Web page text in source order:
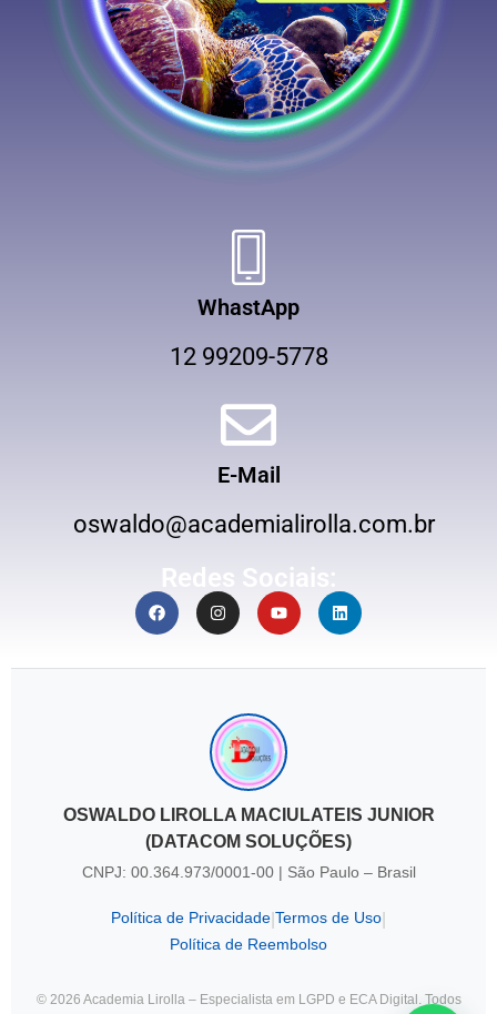
WhastApp
12 99209-5778
E-Mail
oswaldo@academialirolla.com.br
Redes Sociais:
OSWALDO LIROLLA MACIULATEIS JUNIOR
(DATACOM SOLUÇÕES)
CNPJ: 00.364.973/0001-00 | São Paulo – Brasil
Política de Privacidade Termos de Uso
Política de Reembolso
© 2026 Academia Lirolla – Especialista em LGPD e ECA Digital. Todos